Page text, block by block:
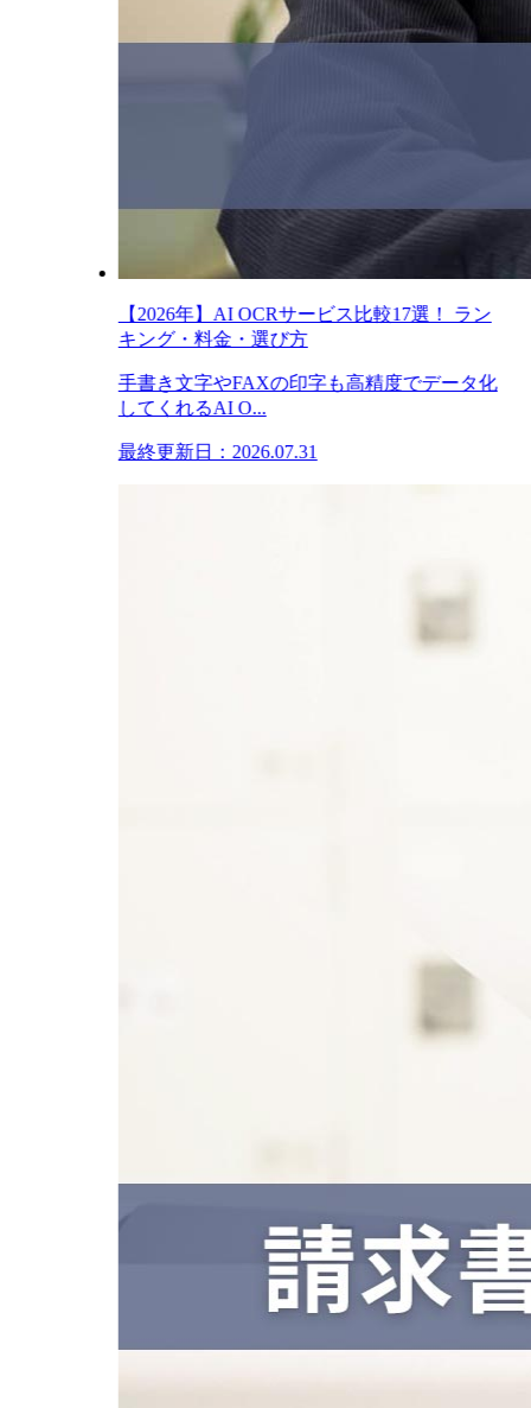
【2026年】AI OCRサービス比較17選！ ラン
キング・料金・選び方
手書き文字やFAXの印字も高精度でデータ化
してくれるAI O...
最終更新日：2026.07.31